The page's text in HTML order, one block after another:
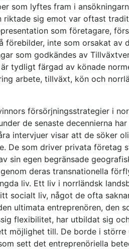
som lyftes fram i
riktade sig emot var oftast
som företagare,
inte som orsakat av
som godkändes av
tydligt färgad av könade
arbete, tillväxt, kön och
försörjningsstrategier i
de senaste decennierna
intervjuer visar att de söker
De som driver privata företag
sin egen begränsade
deras transnationella
liv. Ett liv i norrländsk
socialt liv, något de ofta
ultimata entreprenören, den
flexibilitet, har utbildat sig
möjlighet till. De borde i större
sett det entreprenöriella